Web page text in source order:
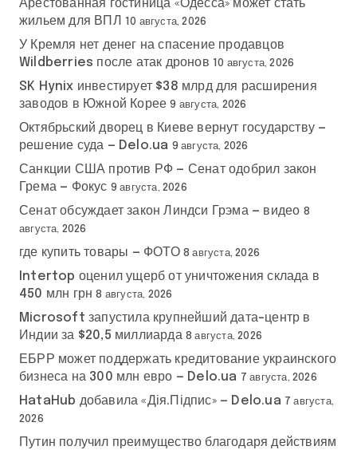
Арестованная гостиница «Одесса» может стать
жильем для ВПЛ
10 августа, 2026
У Кремля нет денег на спасение продавцов
Wildberries после атак дронов 10 августа, 2026
SK Hynix инвестирует $38 млрд для расширения
заводов в Южной Корее 9 августа, 2026
Октябрьский дворец в Киеве вернут государству —
решение суда — Delo.ua 9 августа, 2026
Санкции США против РФ — Сенат одобрил закон
Грема — Фокус 9 августа, 2026
Сенат обсуждает закон Линдси Грэма — видео 8
августа, 2026
где купить товары — ФОТО 8 августа, 2026
Intertop оценил ущерб от уничтожения склада в
450 млн грн 8 августа, 2026
Microsoft запустила крупнейший дата-центр в
Индии за $20,5 миллиарда 8 августа, 2026
ЕБРР может поддержать кредитование украинского
бизнеса на 300 млн евро — Delo.ua 7 августа, 2026
HataHub добавила «Дія.Підпис» — Delo.ua 7 августа,
2026
Путин получил преимущество благодаря действиям